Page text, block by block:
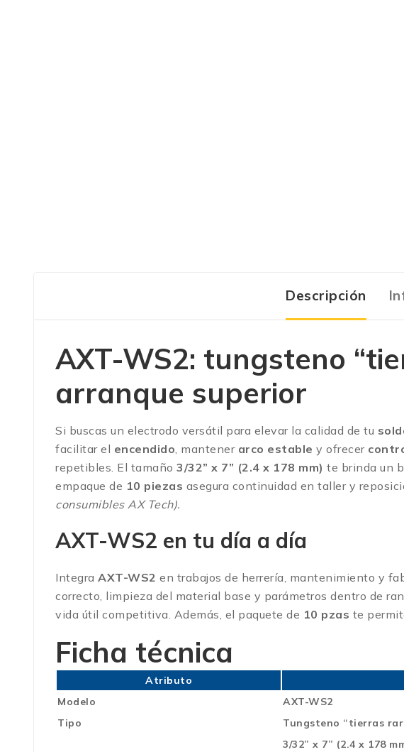
Descripción
AXT-WS2: tungsteno
arranque superior
Si buscas un electrodo versátil para elevar la calidad de tu
facilitar el encendido, mantener arco estable y ofrecer
repetibles. El tamaño 3/32” x 7” (2.4 x 178 mm) te brinda un
empaque de 10 piezas asegura continuidad en taller y
consumibles AX Tech).
AXT-WS2 en tu día a día
Integra AXT-WS2 en trabajos de herrería, mantenimiento y
correcto, limpieza del material base y parámetros dentro de
vida útil competitiva. Además, el paquete de 10 pzas te
Ficha técnica
Atributo
Modelo
AXT-WS2
Tipo
Tungsteno “tierras
3/32” x 7” (2.4 x 178